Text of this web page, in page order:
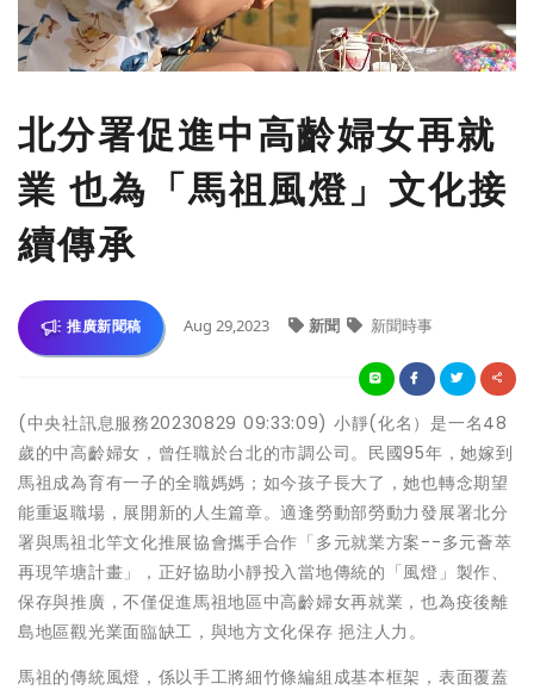
北分署促進中高齡婦女再就
業 也為「馬祖風燈」文化接
續傳承
推廣新聞稿 Aug 29,2023 新聞 新聞時事
(中央社訊息服務20230829 09:33:09) 小靜(化名）是一名48
歲的中高齡婦女，曾任職於台北的市調公司。民國95年，她嫁到
馬祖成為育有一子的全職媽媽；如今孩子長大了，她也轉念期望
能重返職場，展開新的人生篇章。適逢勞動部勞動力發展署北分
署與馬祖北竿文化推展協會攜手合作「多元就業方案--多元薈萃
再現竿塘計畫」，正好協助小靜投入當地傳統的「風燈」製作、
保存與推廣，不僅促進馬祖地區中高齡婦女再就業，也為疫後離
島地區觀光業面臨缺工，與地方文化保存 挹注人力。
馬祖的傳統風燈，係以手工將細竹條編組成基本框架，表面覆蓋